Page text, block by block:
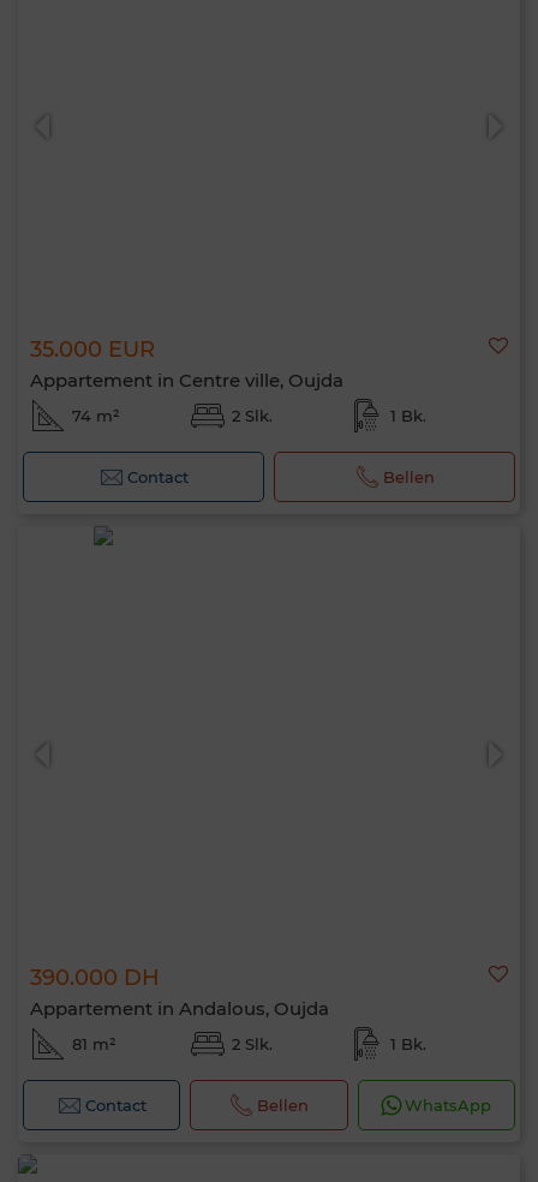
35.000 EUR
Appartement in Centre ville, Oujda
74 m² 2 Slk. 1 Bk.
Contact Bellen
390.000 DH
Appartement in Andalous, Oujda
81 m² 2 Slk. 1 Bk.
Contact Bellen WhatsApp